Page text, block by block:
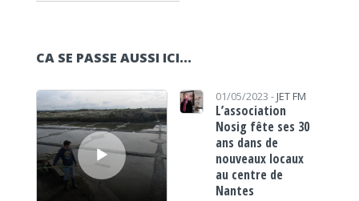
CA SE PASSE AUSSI ICI...
Lecteur audio
01/05/2023 - JET FM
L’association
Nosig fête ses 30
ans dans de
nouveaux locaux
au centre de
Nantes